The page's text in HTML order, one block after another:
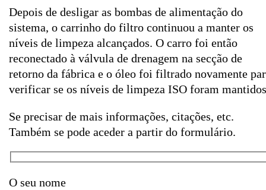
Depois de desligar as bombas de alimentação do
sistema, o carrinho do filtro continuou a manter os
níveis de limpeza alcançados. O carro foi então
reconectado à válvula de drenagem na secção de
retorno da fábrica e o óleo foi filtrado novamente
verificar se os níveis de limpeza ISO foram
Se precisar de mais informações, citações, etc.
Também se pode aceder a partir do formulário.
O seu nome